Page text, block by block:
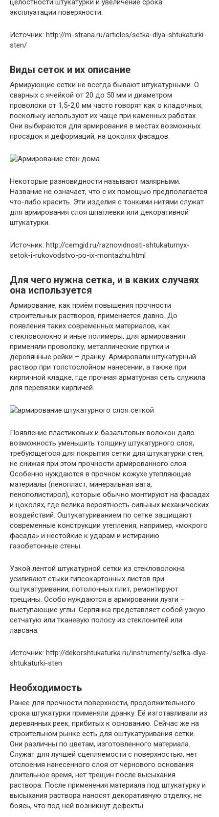
эксплуатации поверхности.
Источник: http://m-strana.ru/articles/setka-dlya-shtukaturki-
sten/
Виды сеток и их описание
Армирующие сетки не всегда бывают штукатурными. О
сварных с ячейкой от 20 до 50 мм и диаметром
проволоки от 1,5-2,0 мм часто говорят как о кладочных,
поскольку используют их чаще при каменных работах.
Они выбираются для армирования в местах возможных
просадок и деформаций, на цоколях фасадов.
Некоторые разновидности называют малярными.
Название не означает, что с их помощью предполагается
что-либо красить. Эти изделия с тонкими нитями служат
для армирования слоя шпатлевки или декоративной
штукатурки.
Источник: http://cemgid.ru/raznovidnosti-shtukaturnyx-
setok-i-rukovodstvo-po-ix-montazhu.html
Для чего нужна сетка, и в каких случаях
она используется
Армирование, как приём повышения прочности
строительных растворов, применяется давно. До
появления таких современных материалов, как
стекловолокно и иные полимеры, для армирования
применяли проволоку, металлические прутки и
деревянные рейки – дранку. Армировали штукатурный
раствор при толстослойном нанесении, а также при
кирпичной кладке, где прочная арматурная сеть служила
для перевязки кирпичей.
Появление пластиковых и базальтовых волокон дало
возможность уменьшить толщину штукатурного слоя,
требующегося для покрытия сетки для штукатурки стен,
не снижая при этом прочности армированного слоя.
Особенно нуждаются в прочном кожухе утепляющие
материалы (пенопласт, минеральная вата,
пенополистирол), которые обычно монтируют на фасадах
и цоколях, где велика вероятность сильных механических
воздействий. Оштукатуриванием по сетке защищают
современные конструкции утепления, например, «мокрого
фасада» и нестойкие к ударам и истиранию
газобетонные стены.
Узкой лентой штукатурной сетки из стекловолокна
усиливают стыки гипсокартонных листов при
оштукатуривании, потолочных плит, ремонтируют
трещины. Особо нуждаются в армировании лузги –
выступающие углы. Серпянка представляет собой узкую
сетчатую или тканевую полосу из стеклонитей или
лавсана.
Источник: http://dekorshtukaturka.ru/instrumenty/setka-dlya-
shtukaturki-sten
Необходимость
Ранее для прочности поверхности, продолжительного
срока штукатурки применяли дранку. Её изготавливали из
деревянных реек, прибитых к основанию. Сейчас же на
строительном рынке есть для оштукатуривания сетки.
Они различны по цветам, изготовленного материала.
Служат для лучшей сцепляемости с поверхностью, нет
отслоения нанесённого слоя от чернового основания
длительное время, нет трещин после высыхания
раствора. После применения материала под штукатурку и
высыхания раствора наносят декоративную отделку, не
боясь, что под ней возникнут дефекты.